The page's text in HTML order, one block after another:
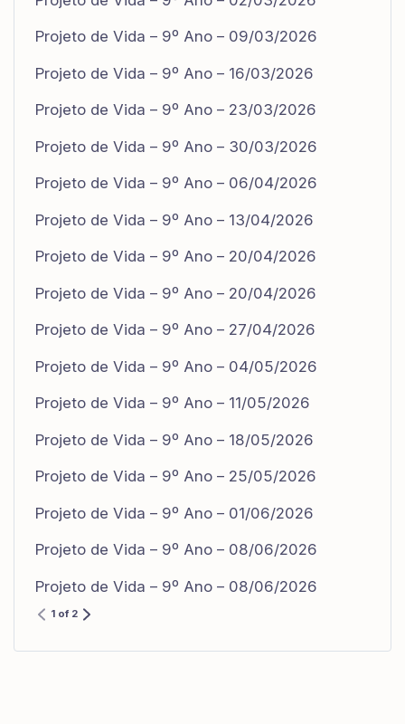
Projeto de Vida – 9º Ano – 09/03/2026
Projeto de Vida – 9º Ano – 16/03/2026
Projeto de Vida – 9º Ano – 23/03/2026
Projeto de Vida – 9º Ano – 30/03/2026
Projeto de Vida – 9º Ano – 06/04/2026
Projeto de Vida – 9º Ano – 13/04/2026
Projeto de Vida – 9º Ano – 20/04/2026
Projeto de Vida – 9º Ano – 20/04/2026
Projeto de Vida – 9º Ano – 27/04/2026
Projeto de Vida – 9º Ano – 04/05/2026
Projeto de Vida – 9º Ano – 11/05/2026
Projeto de Vida – 9º Ano – 18/05/2026
Projeto de Vida – 9º Ano – 25/05/2026
Projeto de Vida – 9º Ano – 01/06/2026
Projeto de Vida – 9º Ano – 08/06/2026
Projeto de Vida – 9º Ano – 08/06/2026
1 of 2